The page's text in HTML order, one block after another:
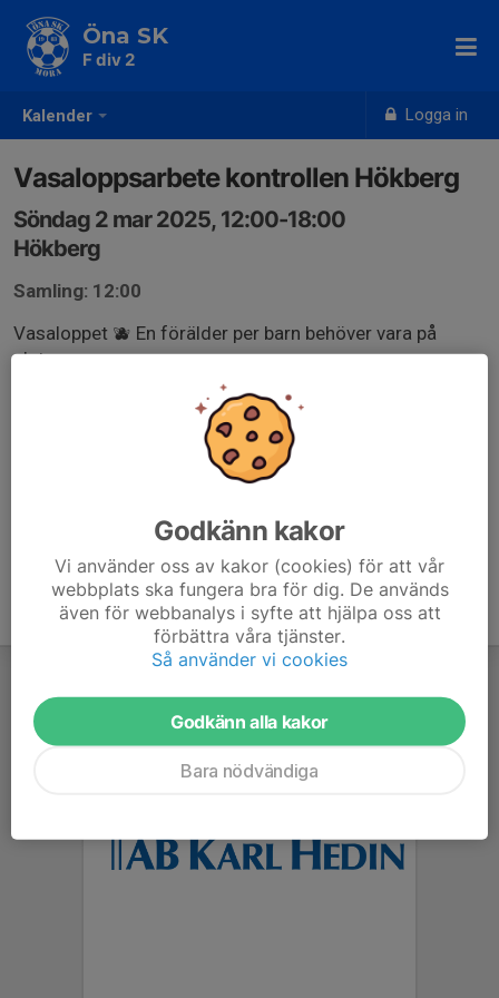
Kalender Logga in
Öna SK
F div 2
Vasaloppsarbete kontrollen Hökberg
Söndag 2 mar 2025, 12:00-18:00
Hökberg
Samling: 12:00
Vasaloppet 🫐 En förälder per barn behöver vara på
plats.
Godkänn kakor
Vi använder oss av kakor (cookies) för att vår
webbplats ska fungera bra för dig. De används
även för webbanalys i syfte att hjälpa oss att
förbättra våra tjänster.
Så använder vi cookies
Godkänn alla kakor
Bara nödvändiga